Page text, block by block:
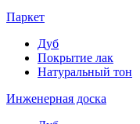
Паркет
Дуб
Покрытие лак
Натуральный тон
Инженерная доска